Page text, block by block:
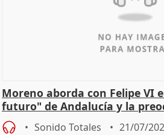
Moreno aborda con Felipe VI
futuro" de Andalucía y la
incendios
Sonido Totales 21/07/